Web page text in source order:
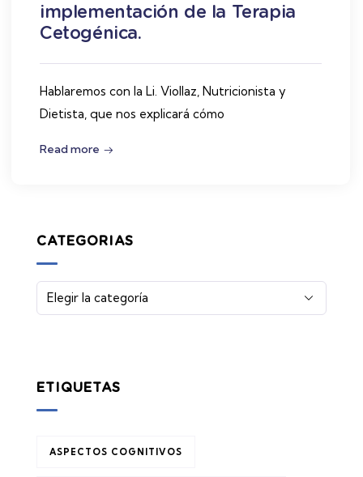
implementación de la Terapia
Cetogénica.
Hablaremos con la Li. Viollaz, Nutricionista y
Dietista, que nos explicará cómo
Read more
CATEGORIAS
ETIQUETAS
ASPECTOS COGNITIVOS